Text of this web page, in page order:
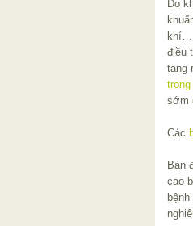
Do
khí…
điều
tạng
sớm
Các
Ban
cao